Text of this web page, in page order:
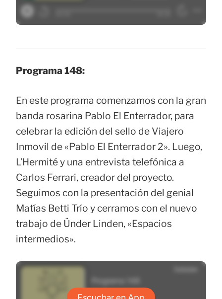
Programa 148:
En este programa comenzamos con la gran
banda rosarina Pablo El Enterrador, para
celebrar la edición del sello de Viajero
Inmovil de «Pablo El Enterrador 2». Luego,
L’Hermité y una entrevista telefónica a
Carlos Ferrari, creador del proyecto.
Seguimos con la presentación del genial
Matías Betti Trío y cerramos con el nuevo
trabajo de Ünder Linden, «Espacios
intermedios».